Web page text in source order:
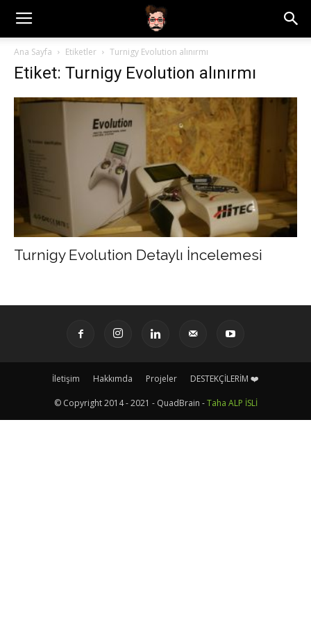
Ana Sayfa Etiketler Turnigy Evolution alınırmı
Etiket: Turnigy Evolution alınırmı
Turnigy Evolution Detaylı İncelemesi
İletişim Hakkımda Projeler DESTEKÇİLERİM ❤️
© Copyright 2014 - 2021 - QuadBrain -Taha ALP İSLİ